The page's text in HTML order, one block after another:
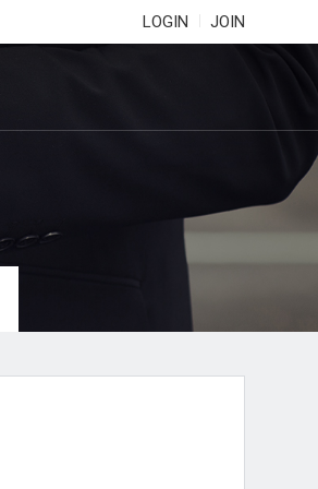
LOGIN JOIN